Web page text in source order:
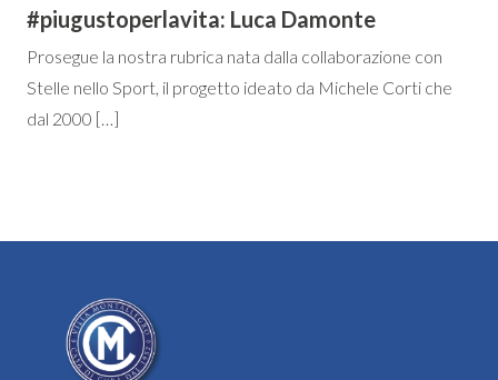
#piugustoperlavita: Luca Damonte
Prosegue la nostra rubrica nata dalla collaborazione con
Stelle nello Sport, il progetto ideato da Michele Corti che
dal 2000 […]